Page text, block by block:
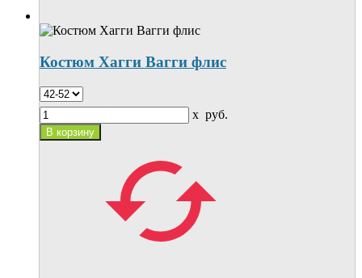
Костюм Хагги Вагги флис
x руб.